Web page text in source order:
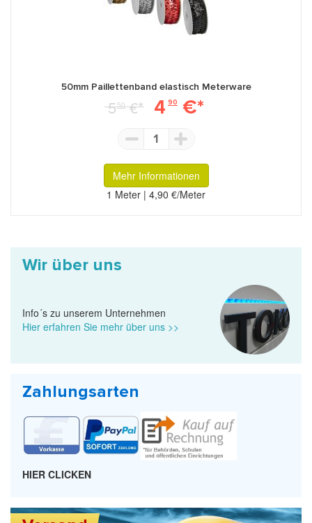
50mm Paillettenband elastisch Meterware
550€* 4 90 €*
1
Mehr Informationen
1 Meter | 4,90 €/Meter
Wir über uns
Info´s zu unserem Unternehmen
Hier erfahren Sie mehr über uns >>
Zahlungsarten
HIER CLICKEN